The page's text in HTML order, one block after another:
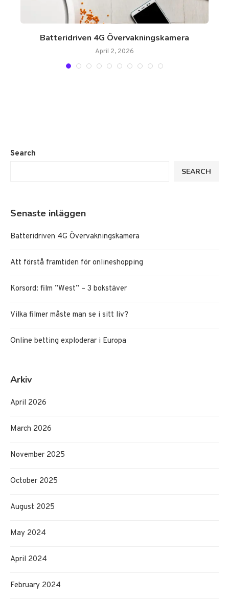
Batteridriven 4G Övervakningskamera
April 2, 2026
Search
SEARCH
Senaste inläggen
Batteridriven 4G Övervakningskamera
Att förstå framtiden för onlineshopping
Korsord: film ”West” – 3 bokstäver
Vilka filmer måste man se i sitt liv?
Online betting exploderar i Europa
Arkiv
April 2026
March 2026
November 2025
October 2025
August 2025
May 2024
April 2024
February 2024